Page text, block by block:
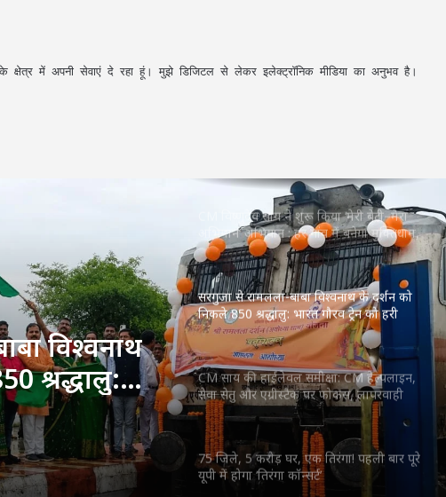
के क्षेत्र में अपनी सेवाएं दे रहा हूं। मुझे डिजिटल से लेकर इलेक्ट्रॉनिक मीडिया का अनुभव है।
विश्वनाथ
श्रद्धालु:
झंडी, बुजुर्ग
यूपी में होगा ‘तिरंगा कॉन्सर्ट’
CM विष्णुदेव साय ने शुरू किया ‘मेरी बेटी–मेरा
अभिमान’ अभियान : हर गांव में बनेगा मुक्तिधाम,
स्कूलों में बालिकाओं के लिए शौचालय; 6,855
करोड़ से बदलेगी तस्वीर
सरगुजा से रामलला-बाबा विश्वनाथ के दर्शन को
निकले 850 श्रद्धालु: भारत गौरव ट्रेन को हरी
झंडी, बुजुर्ग बोले—‘सपना हुआ साकार’
CM साय की हाईलेवल समीक्षा: CM हेल्पलाइन,
सेवा सेतु और एग्रीस्टैक पर फोकस, लापरवाही
करने वाले अफसरों को चेतावनी
75 जिले, 5 करोड़ घर, एक तिरंगा! पहली बार पूरे
यूपी में होगा ‘तिरंगा कॉन्सर्ट’